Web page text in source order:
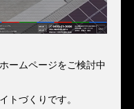
ームページをご検討中
トづくりです。